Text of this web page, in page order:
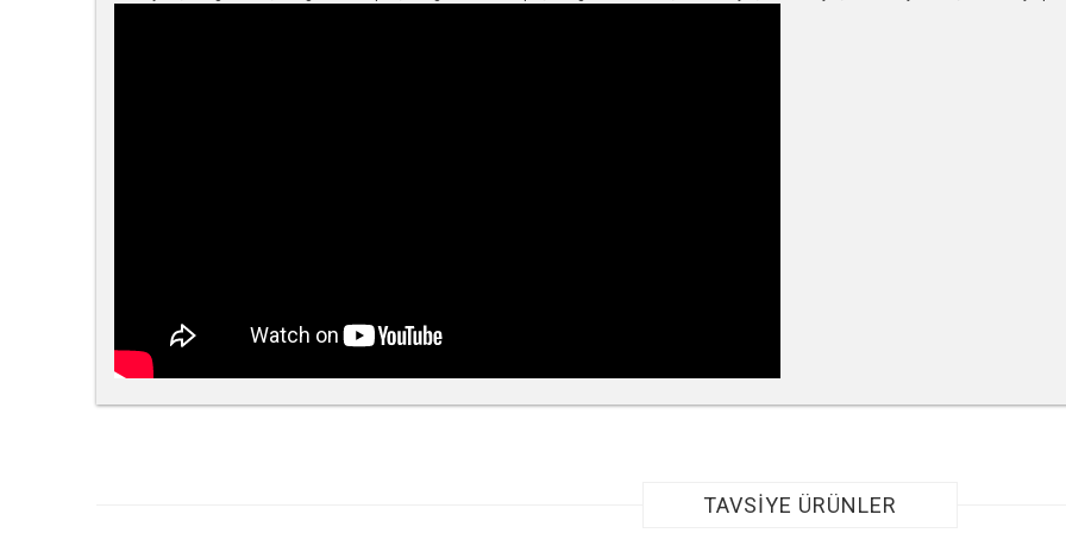
TAVSİYE ÜRÜNLER